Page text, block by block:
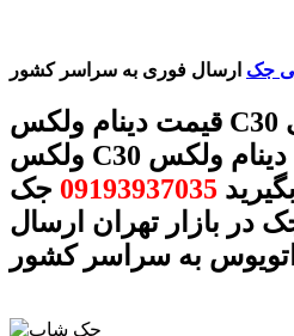
جک ارسال فوری به سراسر کشور
قیمت دینام ولکس C30 دینام فابریکی C30 دینام اصلی
ولکس C30 دینام ولکس سی 30 دینام ولکس C30 با
09193937035 جک
در بازار تهران ارسال
به سراسر کشور